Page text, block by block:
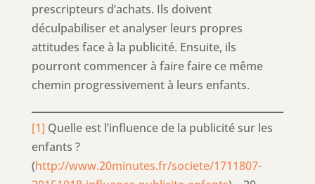
prescripteurs d’achats. Ils doivent
déculpabiliser et analyser leurs propres
attitudes face à la publicité. Ensuite, ils
pourront commencer à faire faire ce même
chemin progressivement à leurs enfants.
[1] Quelle est l’influence de la publicité sur les
enfants ?
(http://www.20minutes.fr/societe/1711807-